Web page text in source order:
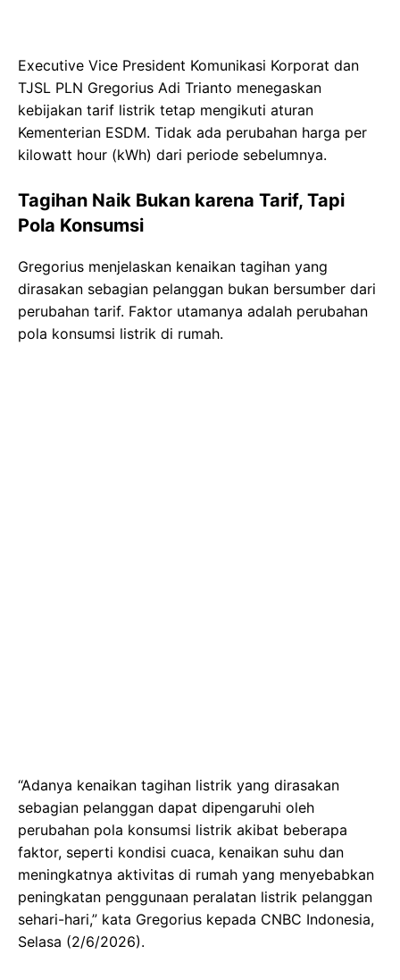
Executive Vice President Komunikasi Korporat dan
TJSL PLN Gregorius Adi Trianto menegaskan
kebijakan tarif listrik tetap mengikuti aturan
Kementerian ESDM. Tidak ada perubahan harga per
kilowatt hour (kWh) dari periode sebelumnya.
Tagihan Naik Bukan karena Tarif, Tapi
Pola Konsumsi
Gregorius menjelaskan kenaikan tagihan yang
dirasakan sebagian pelanggan bukan bersumber dari
perubahan tarif. Faktor utamanya adalah perubahan
pola konsumsi listrik di rumah.
“Adanya kenaikan tagihan listrik yang dirasakan
sebagian pelanggan dapat dipengaruhi oleh
perubahan pola konsumsi listrik akibat beberapa
faktor, seperti kondisi cuaca, kenaikan suhu dan
meningkatnya aktivitas di rumah yang menyebabkan
peningkatan penggunaan peralatan listrik pelanggan
sehari-hari,” kata Gregorius kepada CNBC Indonesia,
Selasa (2/6/2026).